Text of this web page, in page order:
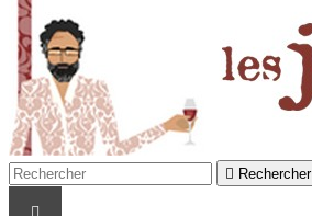
English
 Se connecter
shopping_cart

 Rechercher